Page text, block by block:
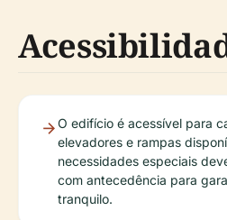
O edifício é acessível para
elevadores e rampas
necessidades especiais
com antecedência para
tranquilo.